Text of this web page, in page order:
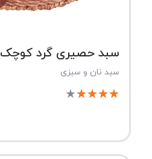
سبد حصیری گرد کوچک
سبد نان و سبزی
★
★
★
★
★